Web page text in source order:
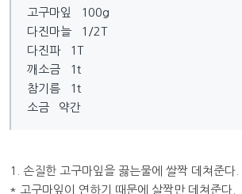
고구마잎 100g
다진마늘 1/2T
다진파 1T
깨소금 1t
참기름 1t
소금 약간
1. 손질한 고구마잎을 끓는물에 쌀짝 데쳐준다.
* 고구마잎이 연하기 때문에 살짝만 데쳐준다.